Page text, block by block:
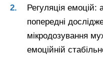
Регуляція емоцій:
попередні
мікродозування
емоційній